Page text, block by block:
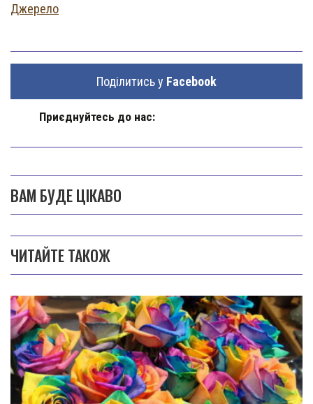
Джерело
Поділитись у Facebook
Приєднуйтесь до нас:
ВАМ БУДЕ ЦІКАВО
ЧИТАЙТЕ ТАКОЖ